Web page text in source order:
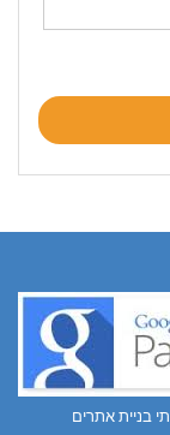
בניית אתרים